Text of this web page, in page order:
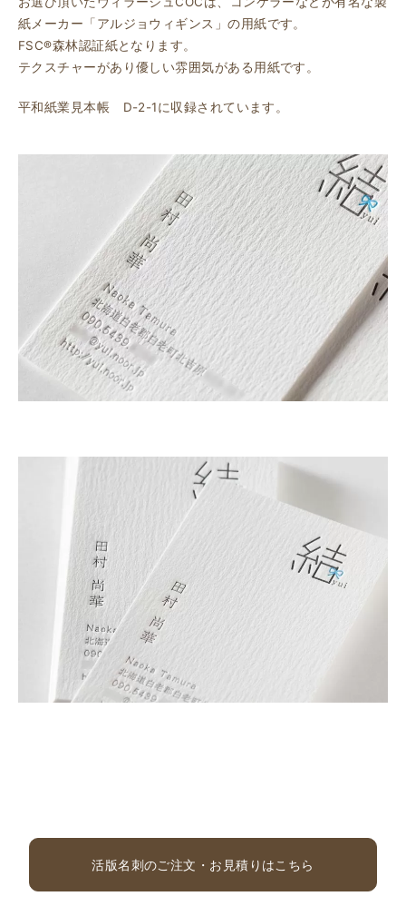
紙メーカー「アルジョウィギンス」の用紙です。
FSC®森林認証紙となります。
テクスチャーがあり優しい雰囲気がある用紙です。
平和紙業見本帳 D-2-1に収録されています。
活版名刺のご注文・お見積りはこちら